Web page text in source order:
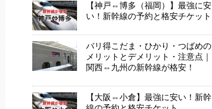
【神戸⇔博多（福岡）】最強に安
い！新幹線の予約と格安チケット
バリ得こだま・ひかり・つばめの
メリットとデメリット・注意点｜
関西⇔九州の新幹線が格安！
【大阪⇔小倉】最強に安い！新幹